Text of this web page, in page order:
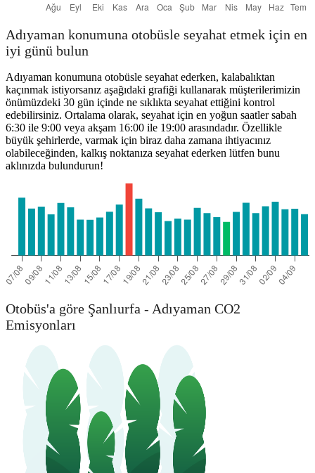
Adıyaman konumuna otobüsle seyahat etmek için en
iyi günü bulun
Adıyaman konumuna otobüsle seyahat ederken, kalabalıktan
kaçınmak istiyorsanız aşağıdaki grafiği kullanarak müşterilerimizin
önümüzdeki 30 gün içinde ne sıklıkta seyahat ettiğini kontrol
edebilirsiniz. Ortalama olarak, seyahat için en yoğun saatler sabah
6:30 ile 9:00 veya akşam 16:00 ile 19:00 arasındadır. Özellikle
büyük şehirlerde, varmak için biraz daha zamana ihtiyacınız
olabileceğinden, kalkış noktanıza seyahat ederken lütfen bunu
aklınızda bulundurun!
Otobüs'a göre Şanlıurfa - Adıyaman CO2
Emisyonları